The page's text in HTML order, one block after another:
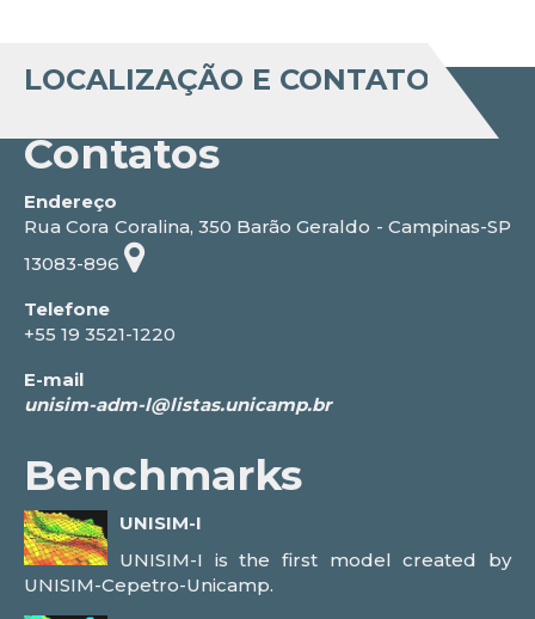
LOCALIZAÇÃO E CONTATO
Contatos
Endereço
Rua Cora Coralina, 350 Barão Geraldo - Campinas-SP
13083-896
Telefone
+55 19 3521-1220
E-mail
Benchmarks
UNISIM-I
UNISIM-I is the first model created by
UNISIM-Cepetro-Unicamp.